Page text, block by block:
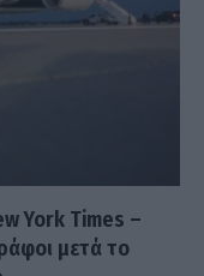
York Times –
μετά το